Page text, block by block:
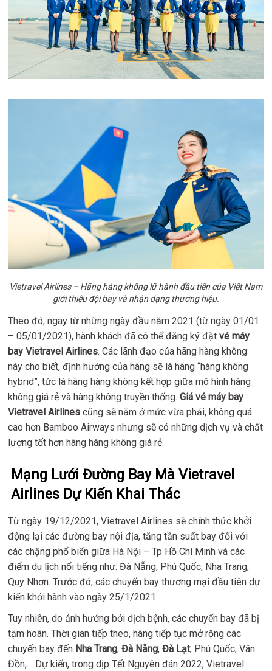
Vietravel Airlines – Hãng hàng không lữ hành đầu tiên của Việt Nam
giới thiệu đội bay và nhận dạng thương hiệu.
Theo đó, ngay từ những ngày đầu năm 2021 (từ ngày 01/01
– 05/01/2021), hành khách đã có thể đăng ký đặtvé máy
bay Vietravel Airlines. Các lãnh đạo của hãng hàng không
này cho biết, định hướng của hãng sẽ là hãng “hàng không
hybrid”, tức là hãng hàng không kết hợp giữa mô hình hàng
không giá rẻ và hàng không truyền thống.Giá vé máy bay
Vietravel Airlines cũng sẽ nằm ở mức vừa phải, không quá
cao hơn Bamboo Airways nhưng sẽ có những dịch vụ và chất
lượng tốt hơn hãng hàng không giá rẻ.
Mạng Lưới Đường Bay Mà Vietravel
Airlines Dự Kiến Khai Thác
Từ ngày 19/12/2021, Vietravel Airlines sẽ chính thức khởi
động lại các đường bay nội địa, tăng tần suất bay đối với
các chặng phổ biến giữa Hà Nội – Tp Hồ Chí Minh và các
điểm du lịch nổi tiếng như: Đà Nẵng, Phú Quốc, Nha Trang,
Quy Nhơn. Trước đó, các chuyến bay thương mại đầu tiên dự
kiến khởi hành vào ngày 25/1/2021.
Tuy nhiên, do ảnh hưởng bởi dịch bệnh, các chuyến bay đã bị
tạm hoãn. Thời gian tiếp theo, hãng tiếp tục mở rộng các
chuyến bay đến Nha Trang,Đà Nẵng,Đà Lạt, Phú Quốc, Vân
Đồn,… Dự kiến, trong dịp Tết Nguyên đán 2022, Vietravel